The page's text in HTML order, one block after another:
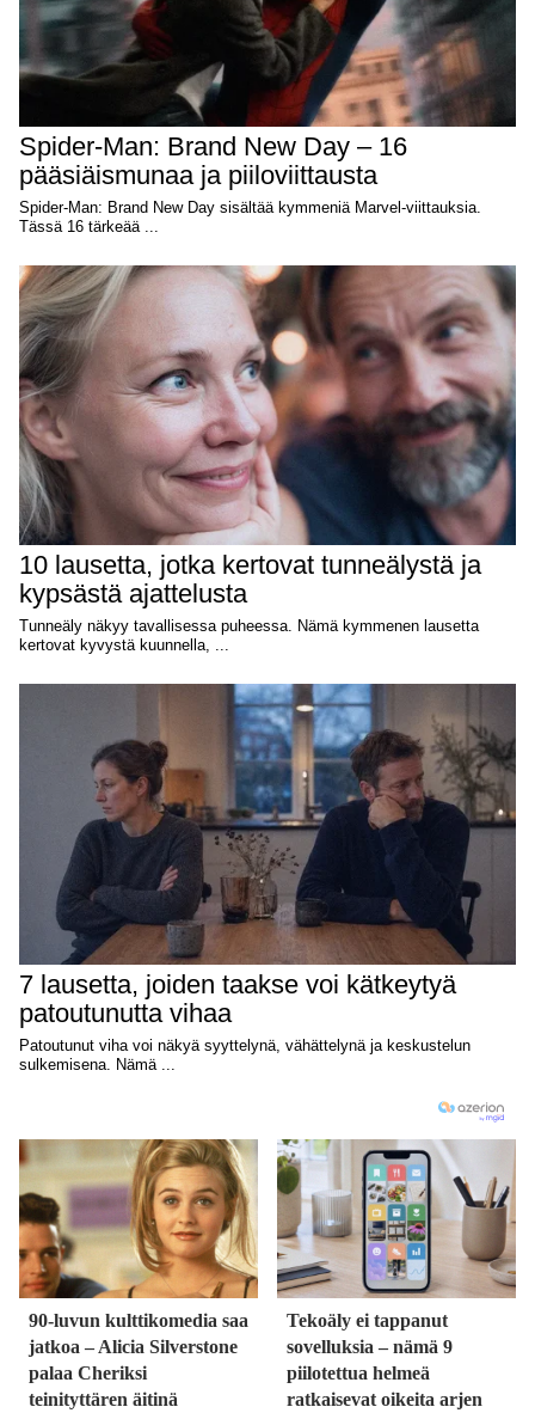
90-luvun kulttikomedia saa
jatkoa – Alicia Silverstone
palaa Cheriksi
teinityttären äitinä
Tekoäly ei tappanut
sovelluksia – nämä 9
piilotettua helmeä
ratkaisevat oikeita arjen